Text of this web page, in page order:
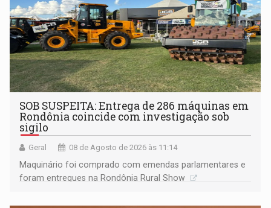
SOB SUSPEITA: Entrega de 286 máquinas em
Rondônia coincide com investigação sob
sigilo
Geral 08 de Agosto de 2026 às 11:14
Maquinário foi comprado com emendas parlamentares e
foram entregues na Rondônia Rural Show